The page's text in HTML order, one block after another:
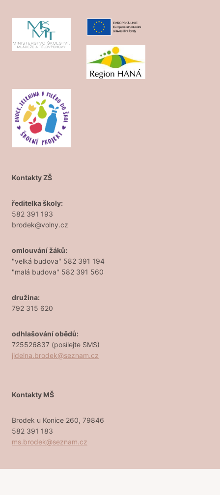
Kontakty ZŠ
ředitelka školy:
582 391 193
brodek@volny.cz
omlouvání žáků:
"velká budova" 582 391 194
"malá budova" 582 391 560
družina:
792 315 620
odhlašování obědů:
725526837 (posílejte SMS)
jidelna.brodek@seznam.cz
Kontakty MŠ
Brodek u Konice 260, 79846
582 391 183
ms.brodek@seznam.cz